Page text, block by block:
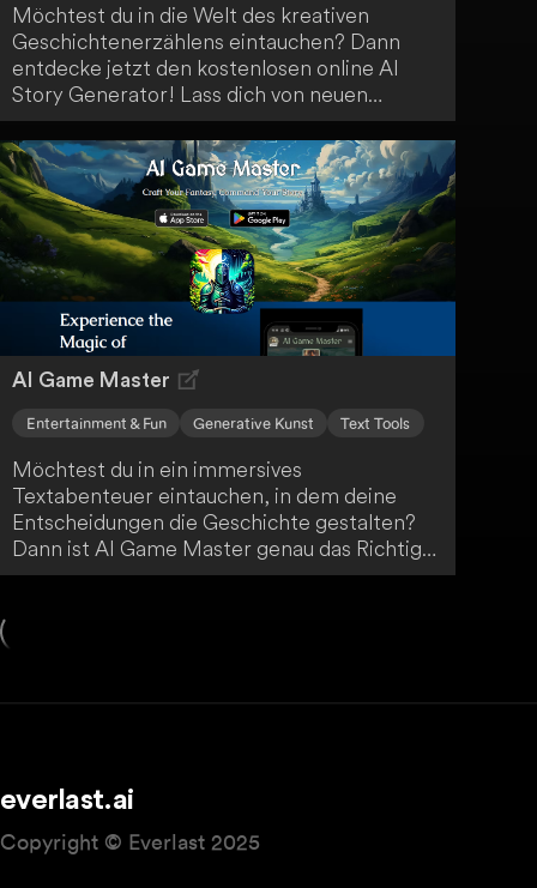
Möchtest du in die Welt des kreativen
Geschichtenerzählens eintauchen? Dann
entdecke jetzt den kostenlosen online AI
Story Generator! Lass dich von neuen
Erzählungen inspirieren und erkunde
verschiedene Genres mit anpassbaren
Optionen. Nutze die AI-generierten
Geschichten als Inspirationsquelle für dein
kreatives Schreiben, zur Unterhaltung oder
für Bildungszwecke.
AI Game Master
Entertainment & Fun Generative Kunst Text Tools
Möchtest du in ein immersives
Textabenteuer eintauchen, in dem deine
Entscheidungen die Geschichte gestalten?
Dann ist AI Game Master genau das Richtige
für dich! Erlebe einzigartiges, KI-gesteuertes
everlast.ai
Copyright © Everlast 2025